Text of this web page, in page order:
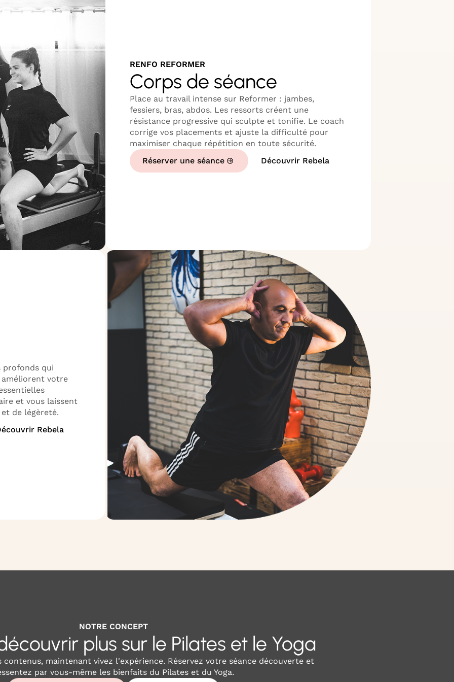
RENFO REFORMER
Corps de séance
Place au travail intense sur Reformer : jambes,
fessiers, bras, abdos. Les ressorts créent une
résistance progressive qui sculpte et tonifie. Le coach
corrige vos placements et ajuste la difficulté pour
maximiser chaque répétition en toute sécurité.
Réserver une séance
Découvrir Rebela
profonds qui
votre
et vous laissent
de légèreté.
Rebela
NOTRE CONCEPT
plus sur le Pilates et le Yoga
contenus, maintenant vivez l'expérience. Réservez votre séance découverte et
par vous-même les bienfaits du Pilates et du Yoga.